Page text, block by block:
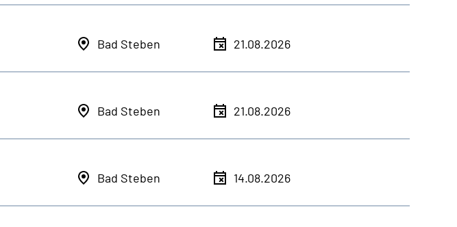
Bad Steben 21.08.2026
Bad Steben 21.08.2026
Bad Steben 14.08.2026